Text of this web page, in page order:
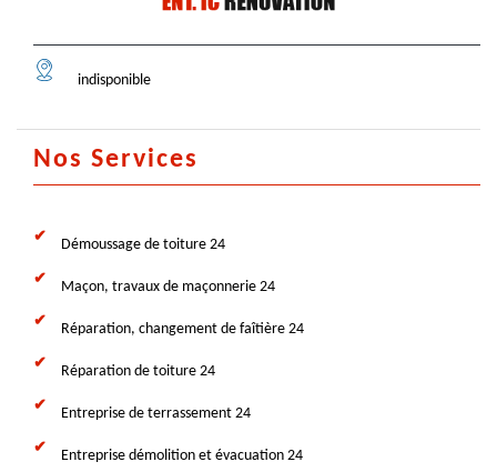
indisponible
Nos Services
Démoussage de toiture 24
Maçon, travaux de maçonnerie 24
Réparation, changement de faîtière 24
Réparation de toiture 24
Entreprise de terrassement 24
Entreprise démolition et évacuation 24